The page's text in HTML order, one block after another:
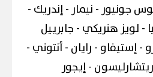
جونيور - نيمار - إندريك -
- لويز هنريكي - جابرييل
- إستيفاو - رايان - أنتوني -
- إيجور